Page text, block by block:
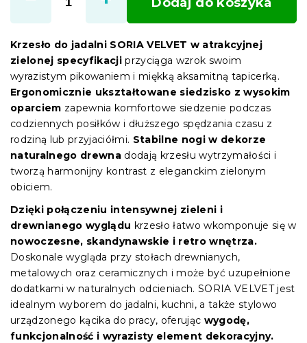
Krzesło do jadalni SORIA VELVET w atrakcyjnej
zielonej specyfikacji przyciąga wzrok swoim
wyrazistym pikowaniem i miękką aksamitną tapicerką.
Ergonomicznie ukształtowane siedzisko z wysokim
oparciem zapewnia komfortowe siedzenie podczas
codziennych posiłków i dłuższego spędzania czasu z
rodziną lub przyjaciółmi. Stabilne nogi w dekorze
naturalnego drewna dodają krzesłu wytrzymałości i
tworzą harmonijny kontrast z eleganckim zielonym
obiciem.
Dzięki połączeniu intensywnej zieleni i
drewnianego wyglądu krzesło łatwo wkomponuje się w
nowoczesne, skandynawskie i retro wnętrza.
Doskonale wygląda przy stołach drewnianych,
metalowych oraz ceramicznych i może być uzupełnione
dodatkami w naturalnych odcieniach. SORIA VELVET jest
idealnym wyborem do jadalni, kuchni, a także stylowo
urządzonego kącika do pracy, oferując wygodę,
funkcjonalność i wyrazisty element dekoracyjny.